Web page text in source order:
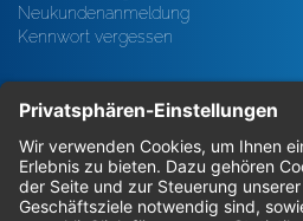
Neukundenanmeldung
Kennwort vergessen
Bestellungen